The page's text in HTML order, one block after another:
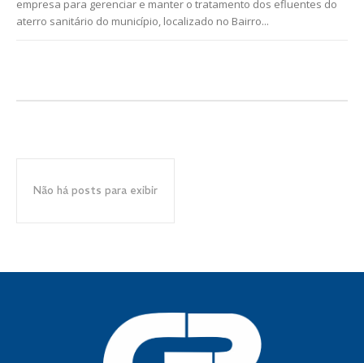
empresa para gerenciar e manter o tratamento dos efluentes do
aterro sanitário do município, localizado no Bairro...
Não há posts para exibir